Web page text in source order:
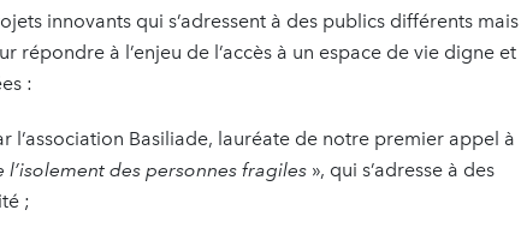
innovants qui s’adressent à des publics différents mais
répondre à l’enjeu de l’accès à un espace de vie digne et
:
l’association Basiliade, lauréate de notre premier appel à
l’isolement des personnes fragiles », qui s’adresse à des
;